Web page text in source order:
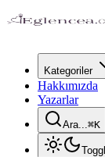
Kategoriler
Hakkımızda
Yazarlar
Ara...⌘K